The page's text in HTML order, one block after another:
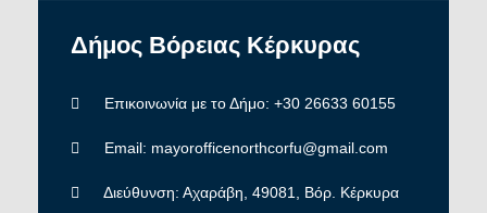
Δήμος Βόρειας Κέρκυρας
Επικοινωνία με το Δήμο: +30 26633 60155
Email: mayorofficenorthcorfu@gmail.com
Διεύθυνση: Αχαράβη, 49081, Βόρ. Κέρκυρα